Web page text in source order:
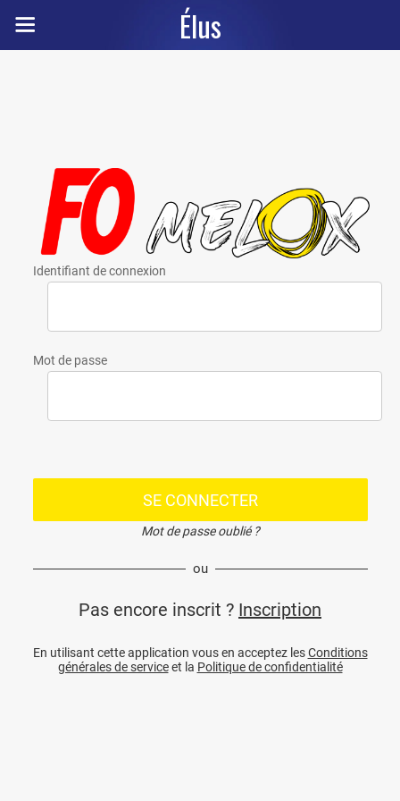
Élus
Identifiant de connexion
Mot de passe
SE CONNECTER
Mot de passe oublié ?
ou
Pas encore inscrit ? Inscription
En utilisant cette application vous en acceptez lesConditions
générales de serviceet la Politique de confidentialité